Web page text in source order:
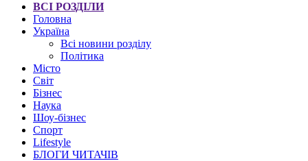
ВСІ РОЗДІЛИ
Головна
Україна
Всі новини розділу
Політика
Місто
Світ
Бізнес
Наука
Шоу-бізнес
Спорт
Lifestyle
БЛОГИ ЧИТАЧІВ